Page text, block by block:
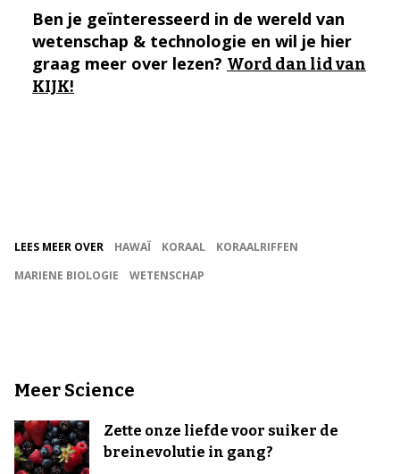
Ben je geïnteresseerd in de wereld van
wetenschap & technologie en wil je hier
graag meer over lezen? Word dan lid van
KIJK!
LEES MEER OVER HAWAÏ KORAAL
KORAALRIFFEN
MARIENE BIOLOGIE
WETENSCHAP
Meer Science
Zette onze liefde voor suiker de
breinevolutie in gang?